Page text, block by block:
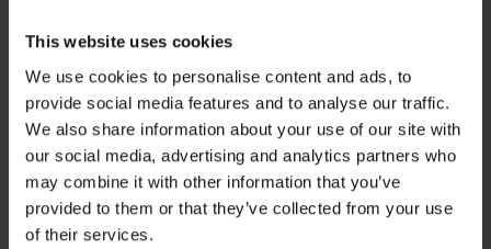
This website uses cookies
We use cookies to personalise content and ads, to
provide social media features and to analyse our traffic.
We also share information about your use of our site with
our social media, advertising and analytics partners who
may combine it with other information that you’ve
provided to them or that they’ve collected from your use
of their services.
Έκπτωση
13,50 € Αρχική τιμή
44,99 €